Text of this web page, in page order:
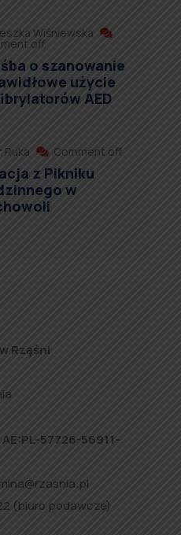
Wiśniewska
off
o szanowanie
użycie
AED
Ruka Comment off
z Pikniku
w
Rząśni
AE:PL-57726-56911-
(biuro podawcze)